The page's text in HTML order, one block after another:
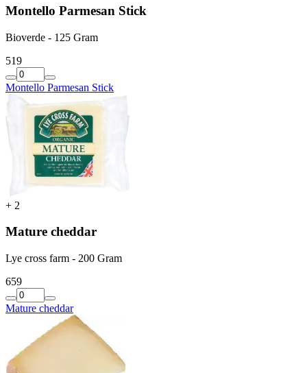
Montello Parmesan Stick
Bioverde - 125 Gram
519
Montello Parmesan Stick
+ 2
Mature cheddar
Lye cross farm - 200 Gram
659
Mature cheddar